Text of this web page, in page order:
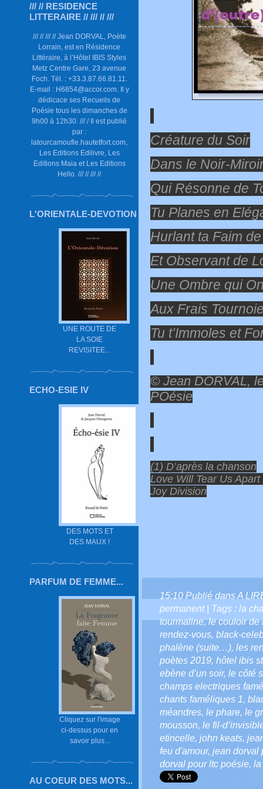
/// // RESIDENCE
LITTERAIRE // /// // ///
/// // /// // Jean DORVAL, Poète
Lorrain, est en Résidence
Littéraire, à l’Hôtel IBIS Styles
Metz Centre Gare, 23 avenue
Foch. Tél. : +33.3.87.66.81.11.
E-mail : H6854@accor.com. Il y
dédicace ses Recueils de
Poésie tous les dimanches de
9h00 à 12h30. /// / Il est publié
par :
latourcamoufle.hautetfort.com,
Les Editions Edilivre, Les
Editions Maia et Les Editions
Hello. /// // /// //
L'ORIENTALE-DEVOTION
UNE ROUTE DE
LA SOIE
REVISITEE...
ECHO-ESIE IV
DES MOTS ET
DES MAUX !
PARFUM DE FEMME...
Cliquez sur l'image
ci-dessus pour en
savoir plus...
AU COEUR DES MOTS...
Créature du Soir
Dans le Noir-
Qui Résonne de
Tu Planes en
Hurlant ta Faim
Et Observant de
Une Ombre qui
Aux Frais
Tu t’Immoles et
© Jean DORVAL,
POésie
(1) D’après la chanson
Love Will Tear Us Apart
Joy Division
15:10 Publié dansA
permanent| Tags : la
tourmaline,le couloir de
rendez-vous, black-
phalène (suite…), les
poètes 2019, hôtel ibis
ebène d’un soir, le côté
champs electriques
chants faméliques 1,
méandres, le phare, le
mousson, le fil-
etincelle, john keats,
feu d'amour, jean dorval
dorval pour ltc poésie, la